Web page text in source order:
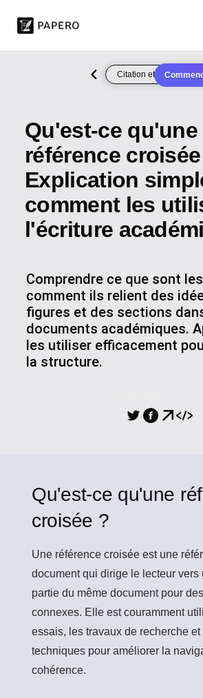
Citation et
Qu'est-ce qu'une
référence
Explication
comment les
l'écriture
Comprendre ce que sont
comment ils relient des
figures et des sections
documents académiques.
les utiliser efficacement
la structure.
Qu'est-ce qu'une
croisée ?
Une référence croisée est une
document qui dirige le lecteur vers
partie du même document pour
connexes. Elle est couramment
essais, les travaux de recherche
techniques pour améliorer la
cohérence.